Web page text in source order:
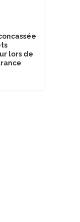
lors de